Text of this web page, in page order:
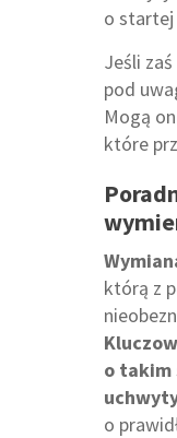
o startej
Jeśli
pod
Mogą
które
którą z
o takim
o